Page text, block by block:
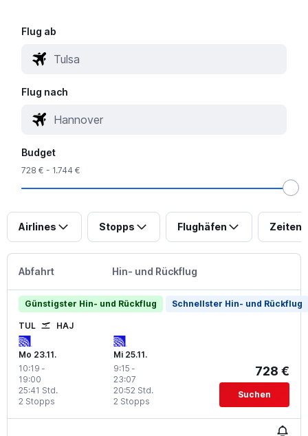
Flug ab
Flug nach
Budget
728 € - 1.744 €
Airlines Stopps Flughäfen Zeiten
Abfahrt Hin- und Rückflug
Günstigster Hin- und Rückflug Schnellster Hin- und Rückflug
TUL HAJ
Mo 23.11.
10:19 -
19:00
2 Stopps
25:41 Std.
Mi 25.11.
9:15 -
23:07
2 Stopps
20:52 Std.
728 €
Suchen